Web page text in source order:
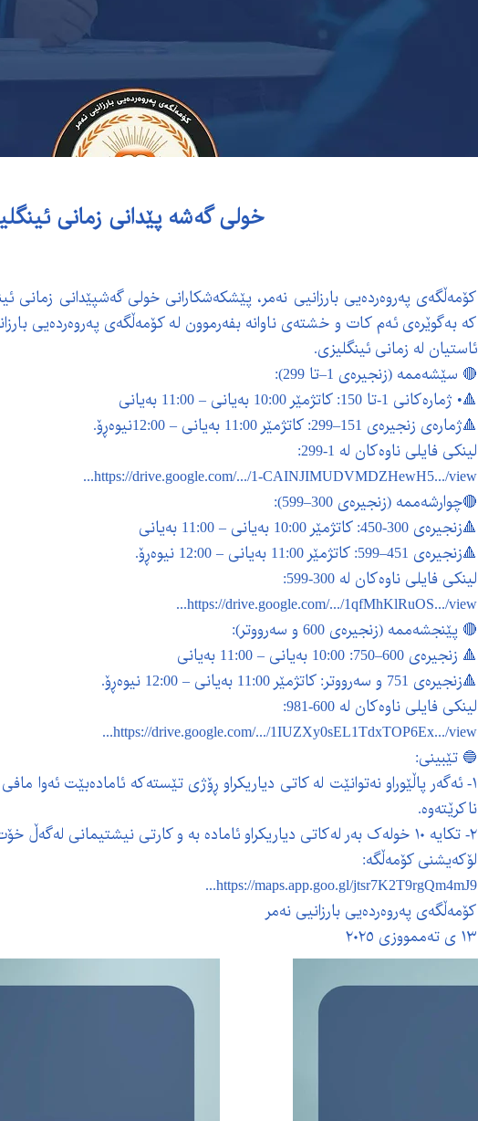
خولی گەشە پێدانی زمانی
کۆمەڵگەی پەروەردەیی بارزانیی نەمر، پێشکەشکارانی خولی گەشپێدانی زمانی
کە بەگوێرەی ئەم کات و خشتەی ناوانە بفەرموون لە کۆمەڵگەی پەروەردەیی
ئاستیان لە زمانی ئینگلیزی.
🔴 سێشەممە (زنجیرەی 1–تا 299):
🔺• ژمارەکانی 1-تا 150: کاتژمێر 10:00 بەیانی – 11:00 بەیانی
🔺ژمارەی زنجیرەی 151–299: کاتژمێر 11:00 بەیانی – 12:00نیوەڕۆ.
لینکی فایلی ناوەکان لە 1-299:
https://drive.google.com/.../1-CAINJIMUDVMDZHewH5.../view...
🔴چوارشەممە (زنجیرەی 300–599):
🔺زنجیرەی 300-450: کاتژمێر 10:00 بەیانی – 11:00 بەیانی
🔺زنجیرەی 451–599: کاتژمێر 11:00 بەیانی – 12:00 نیوەڕۆ.
لینکی فایلی ناوەکان لە 300-599:
https://drive.google.com/.../1qfMhKlRuOS.../view...
🔴 پێنجشەممە (زنجیرەی 600 و سەرووتر):
🔺 زنجیرەی 600–750: 10:00 بەیانی – 11:00 بەیانی
🔺زنجیرەی 751 و سەرووتر: کاتژمێر 11:00 بەیانی – 12:00 نیوەڕۆ.
لینکی فایلی ناوەکان لە 600-981:
https://drive.google.com/.../1IUZXy0sEL1TdxTOP6Ex.../view...
🔵 تێبینی:
١- ئەگەر پاڵێوراو نەتوانێت لە کاتی دیاریکراو ڕۆژی تێستەکە ئامادەبێت ئەوا
ناکرێتەوە.
٢- تکایە ١٠ خولەک بەر لەکاتی دیاریکراو ئامادە بە و کارتی نیشتیمانی لەگەڵ خۆت بهێنە.
لۆکەیشنی کۆمەڵگە:
https://maps.app.goo.gl/jtsr7K2T9rgQm4mJ9...
کۆمەڵگەی پەروەردەیی بارزانیی نەمر
١٣ ی تەممووزی ٢٠٢٥